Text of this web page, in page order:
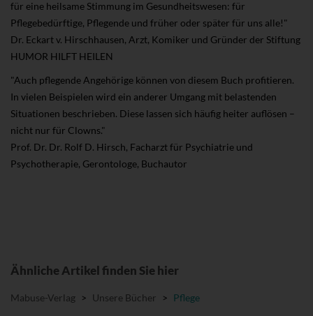
für eine heilsame Stimmung im Gesundheitswesen: für
Pflegebedürftige, Pflegende und früher oder später für uns alle!"
Dr. Eckart v. Hirschhausen, Arzt, Komiker und Gründer der Stiftung
HUMOR HILFT HEILEN
"Auch pflegende Angehörige können von diesem Buch profitieren.
In vielen Beispielen wird ein anderer Umgang mit belastenden
Situationen beschrieben. Diese lassen sich häufig heiter auflösen –
nicht nur für Clowns."
Prof. Dr. Dr. Rolf D. Hirsch, Facharzt für Psychiatrie und
Psychotherapie, Gerontologe, Buchautor
Ähnliche Artikel finden Sie hier
Mabuse-Verlag > Unsere Bücher > Pflege